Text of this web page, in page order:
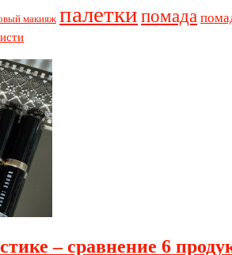
макияж палеткипомада
– сравнение 6